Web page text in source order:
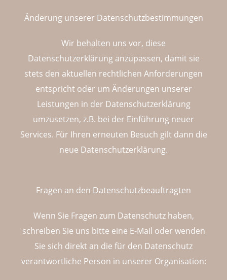
Änderung unserer Datenschutzbestimmungen
Wir behalten uns vor, diese
Datenschutzerklärung anzupassen, damit sie
stets den aktuellen rechtlichen Anforderungen
entspricht oder um Änderungen unserer
Leistungen in der Datenschutzerklärung
umzusetzen, z.B. bei der Einführung neuer
Services. Für Ihren erneuten Besuch gilt dann die
neue Datenschutzerklärung.
Fragen an den Datenschutzbeauftragten
Wenn Sie Fragen zum Datenschutz haben,
schreiben Sie uns bitte eine E-Mail oder wenden
Sie sich direkt an die für den Datenschutz
verantwortliche Person in unserer Organisation: